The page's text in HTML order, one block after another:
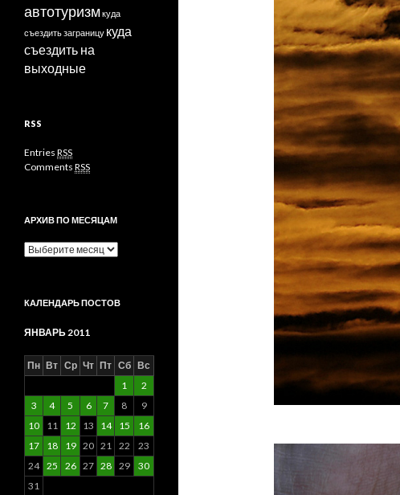
автотуризмкуда
съездить заграницу куда
съездить на
выходные
RSS
Entries RSS
Comments RSS
АРХИВ ПО МЕСЯЦАМ
Архив
КАЛЕНДАРЬ ПОСТОВ
ЯНВАРЬ 2011
Пн Вт Ср Чт Пт Сб Вс
1
2
3
4 5 6 7 8
9
10
11 12 13 14 15
16
17
18 19 20 21 22
23
24 25 26 27 28 29
30
31